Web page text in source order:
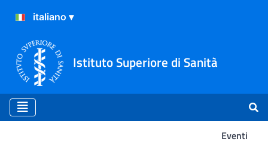
Istituto Superiore di Sanità
Eventi